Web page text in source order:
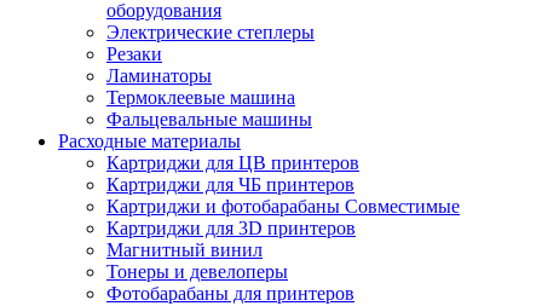
оборудования
Электрические степлеры
Резаки
Ламинаторы
Термоклеевые машина
Фальцевальные машины
Расходные материалы
Картриджи для ЦВ принтеров
Картриджи для ЧБ принтеров
Картриджи и фотобарабаны Совместимые
Картриджи для 3D принтеров
Магнитный винил
Тонеры и девелоперы
Фотобарабаны для принтеров